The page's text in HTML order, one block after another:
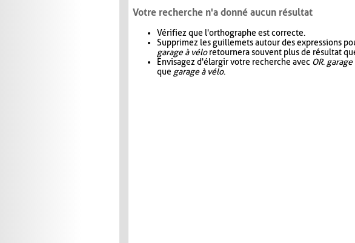
Votre recherche n'a donné aucun résultat
Vérifiez que l'orthographe est correcte.
Supprimez les guillemets autour des expressions
garage à véloretournera souvent plus de résultat
Envisagez d'élargir votre recherche avec OR. garage
que garage à vélo.